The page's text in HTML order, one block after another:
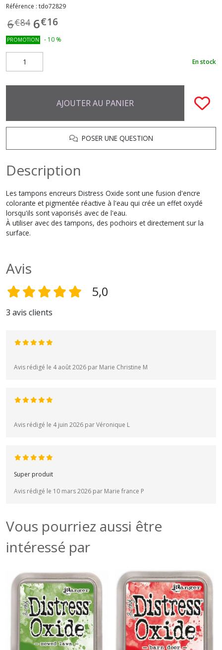
Référence : tdo72829
6€84 6€16
PROMOTION - 10 %
En stock
AJOUTER AU PANIER
POSER UNE QUESTION
Description
Les tampons encreurs Distress Oxide sont une fusion d'encre
colorante et pigmentée réactive à l'eau qui crée un effet oxydé
lorsqu'ils sont vaporisés avec de l'eau.
À utiliser avec des tampons, des pochoirs et directement sur la
surface.
Avis
5,0
3 avis clients
Avis rédigé le 4 août 2026 par Marie Christine M
Avis rédigé le 4 juin 2026 par Véronique L
Super produit
Avis rédigé le 10 mars 2026 par Marie france P
Vous pourriez aussi être
intéressé par